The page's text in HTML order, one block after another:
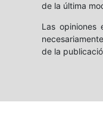
de la última
Las opiniones
de la